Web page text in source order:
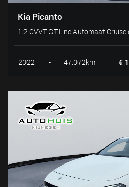
Kia Picanto
1.2 CVVT GT-Line Automaat
2022 - 47.072km €